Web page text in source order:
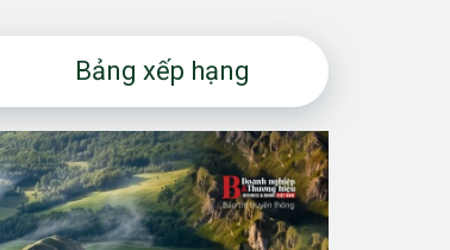
Bảng xếp hạng